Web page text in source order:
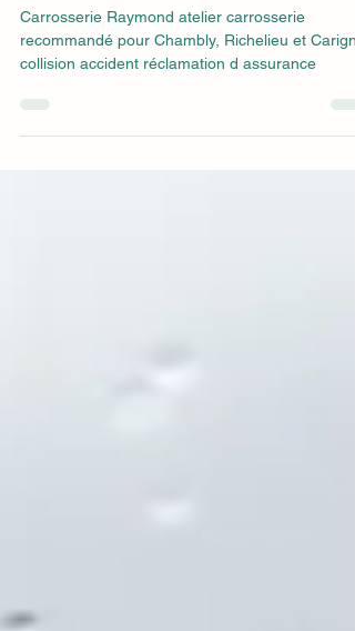
de collision ?
Carrosserie Raymond atelier carrosserie
collision accident réclamation d assurance